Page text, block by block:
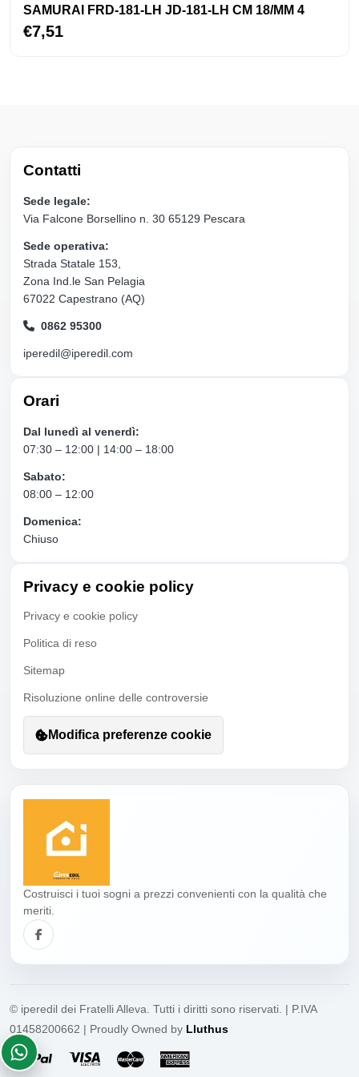
SAMURAI FRD-181-LH JD-181-LH CM 18/MM 4
€7,51
Contatti
Sede legale:
Via Falcone Borsellino n. 30 65129 Pescara
Sede operativa:
Strada Statale 153,
Zona Ind.le San Pelagia
67022 Capestrano (AQ)
0862 95300
iperedil@iperedil.com
Orari
Dal lunedì al venerdì:
07:30 – 12:00 | 14:00 – 18:00
Sabato:
08:00 – 12:00
Domenica:
Chiuso
Privacy e cookie policy
Privacy e cookie policy
Politica di reso
Sitemap
Risoluzione online delle controversie
Modifica preferenze cookie
Costruisci i tuoi sogni a prezzi convenienti con la qualità che
meriti.
© iperedil dei Fratelli Alleva. Tutti i diritti sono riservati. | P.IVA
01458200662 | Proudly Owned by Lluthus